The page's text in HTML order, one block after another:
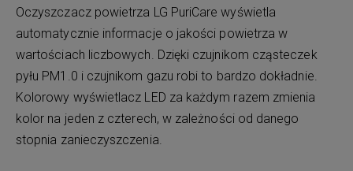
Oczyszczacz powietrza LG PuriCare wyświetla
automatycznie informacje o jakości powietrza w
wartościach liczbowych. Dzięki czujnikom cząsteczek
pyłu PM1.0 i czujnikom gazu robi to bardzo dokładnie.
Kolorowy wyświetlacz LED za każdym razem zmienia
kolor na jeden z czterech, w zależności od danego
stopnia zanieczyszczenia.